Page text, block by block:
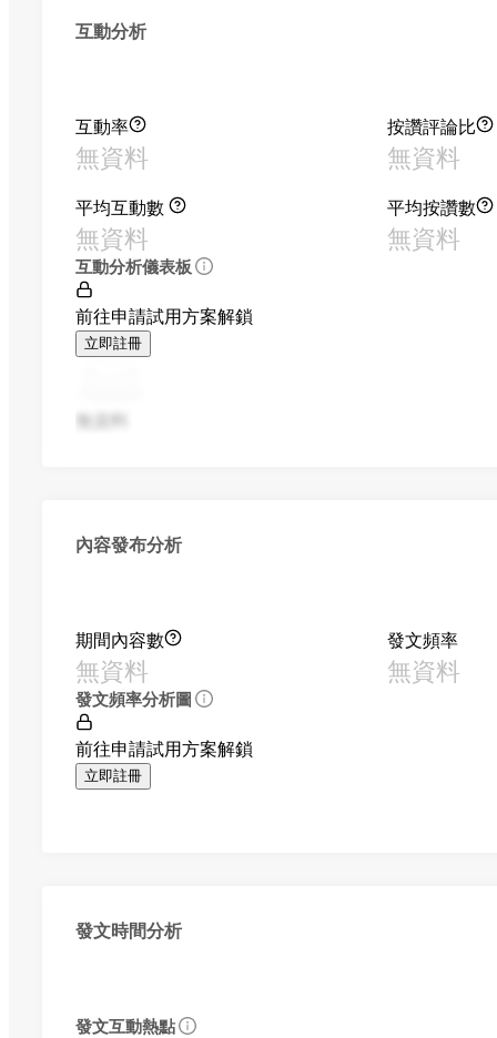
互動分析
互動率
無資料
按讚評論比
無資料
平均互動數
無資料
平均按讚數
無資料
互動分析儀表板
前往申請試用方案解鎖
立即註冊
無資料
內容發布分析
期間內容數
無資料
發文頻率
無資料
發文頻率分析圖
前往申請試用方案解鎖
立即註冊
發文時間分析
發文互動熱點